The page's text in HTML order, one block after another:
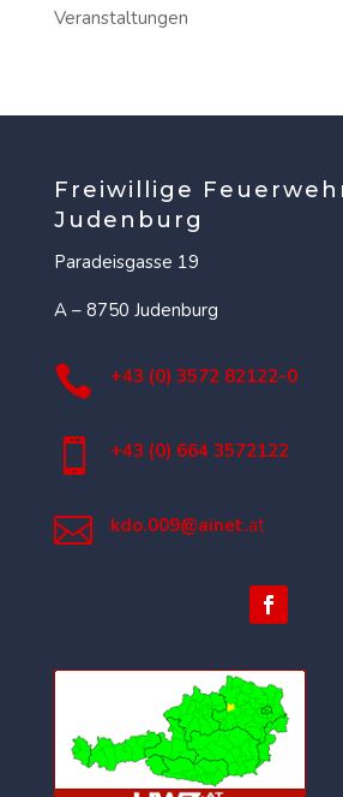
Veranstaltungen
Freiwillige
Judenburg
Paradeisgasse 19
A – 8750 Judenburg
 +43 (0) 3572 82122-0
 +43 (0) 664 3572122
 kdo.009@ainet.at